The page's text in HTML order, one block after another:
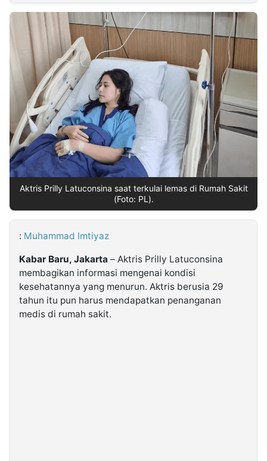
INDONESIA
Partner
Insight
Jogja
Rakyat
Idealita
News
Notice
Dinamikapost.com
Seedbacklink
Follow
Kabarbaru
Kabarbaru.co
2026
Aktris Prilly Latuconsina saat terkulai lemas di Rumah Sakit
(Foto: PL).
: Muhammad Imtiyaz
Kabar Baru, Jakarta – Aktris Prilly Latuconsina
membagikan informasi mengenai kondisi
kesehatannya yang menurun. Aktris berusia 29
tahun itu pun harus mendapatkan penanganan
medis di rumah sakit.